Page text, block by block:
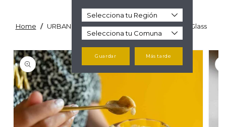
Guardar Más tarde
Home / URBAN GLASS - 180ml Twisted Cappuccino Glass
directamente
a la
información
del producto